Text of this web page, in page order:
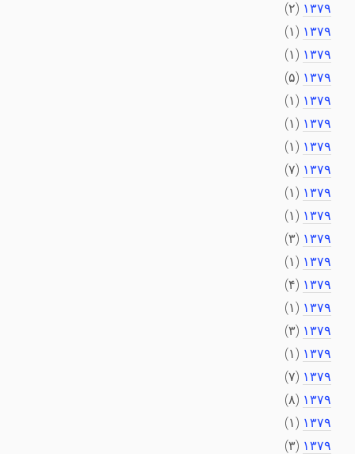
۱۳۷۹ (۲)
۱۳۷۹ (۱)
۱۳۷۹ (۱)
۱۳۷۹ (۵)
۱۳۷۹ (۱)
۱۳۷۹ (۱)
۱۳۷۹ (۱)
۱۳۷۹ (۷)
۱۳۷۹ (۱)
۱۳۷۹ (۱)
۱۳۷۹ (۳)
۱۳۷۹ (۱)
۱۳۷۹ (۴)
۱۳۷۹ (۱)
۱۳۷۹ (۳)
۱۳۷۹ (۱)
۱۳۷۹ (۷)
۱۳۷۹ (۸)
۱۳۷۹ (۱)
۱۳۷۹ (۳)